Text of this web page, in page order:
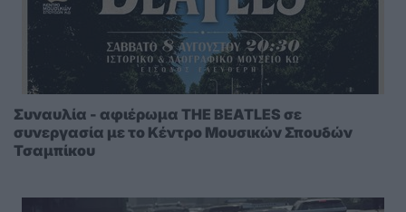
Συναυλία - αφιέρωμα THE BEATLES σε
συνεργασία με το Κέντρο Μουσικών Σπουδών
Τσαμπίκου